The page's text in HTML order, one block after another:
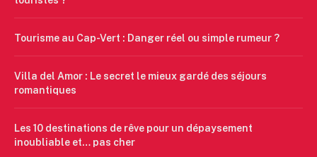
Tourisme au Cap-Vert : Danger réel ou simple rumeur ?
Villa del Amor : Le secret le mieux gardé des séjours
romantiques
Les 10 destinations de rêve pour un dépaysement
inoubliable et… pas cher